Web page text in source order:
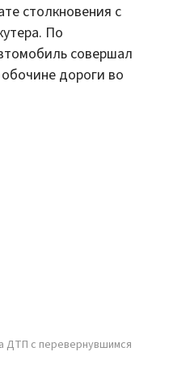
столкновения с
По
совершал
дороги во
ДТП с перевернувшимся